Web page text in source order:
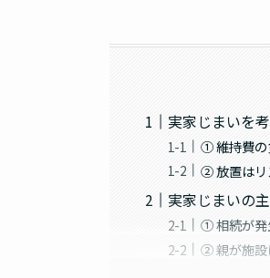
実家じまいを
① 維持費の
② 放置はリ
実家じまいの
① 相続が発
② 親が施設